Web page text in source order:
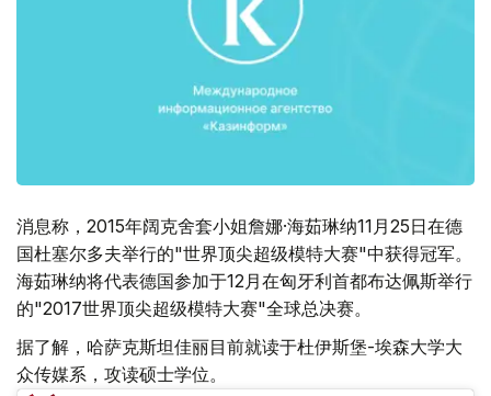
消息称，2015年阔克舍套小姐詹娜·海茹琳纳11月25日在德
国杜塞尔多夫举行的"世界顶尖超级模特大赛"中获得冠军。
海茹琳纳将代表德国参加于12月在匈牙利首都布达佩斯举行
的"2017世界顶尖超级模特大赛"全球总决赛。
据了解，哈萨克斯坦佳丽目前就读于杜伊斯堡-埃森大学大
众传媒系，攻读硕士学位。